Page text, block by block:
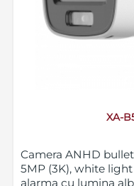
XA-
Camera ANHD
5MP (3K), white
alarma cu lumina